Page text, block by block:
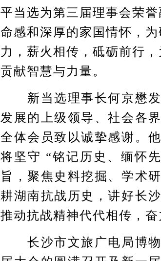
平当选为第三届理事会荣
命感和深厚的家国情怀，
力，薪火相传，砥砺前行
贡献智慧与力量。
新当选理事长何京懋发
发展的上级领导、社会各
全体会员致以诚挚感谢。
将坚守 “铭记历史、缅怀
旨，聚焦史料挖掘、学术
耕湖南抗战历史，讲好长
推动抗战精神代代相传，
长沙市文旅广电局博物